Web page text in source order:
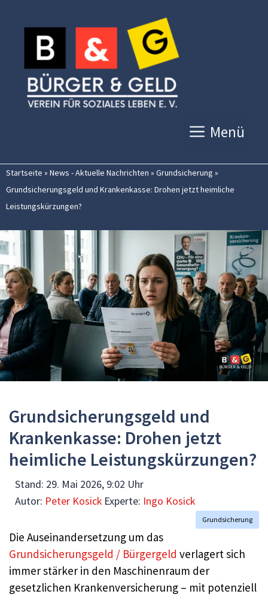
Inhalt
springen
Menü
Startseite » News - Aktuelle Nachrichten » Grundsicherung »
Grundsicherungsgeld und Krankenkasse: Drohen jetzt heimliche
Leistungskürzungen?
Grundsicherungsgeld und
Krankenkasse: Drohen jetzt
heimliche Leistungskürzungen?
Stand: 29. Mai 2026, 9:02 Uhr
Autor: Peter Kosick Experte: Ingo Kosick
Grundsicherung
Die Auseinandersetzung um das
Grundsicherungsgeld / Bürgergeld verlagert sich
immer stärker in den Maschinenraum der
gesetzlichen Krankenversicherung – mit potenziell